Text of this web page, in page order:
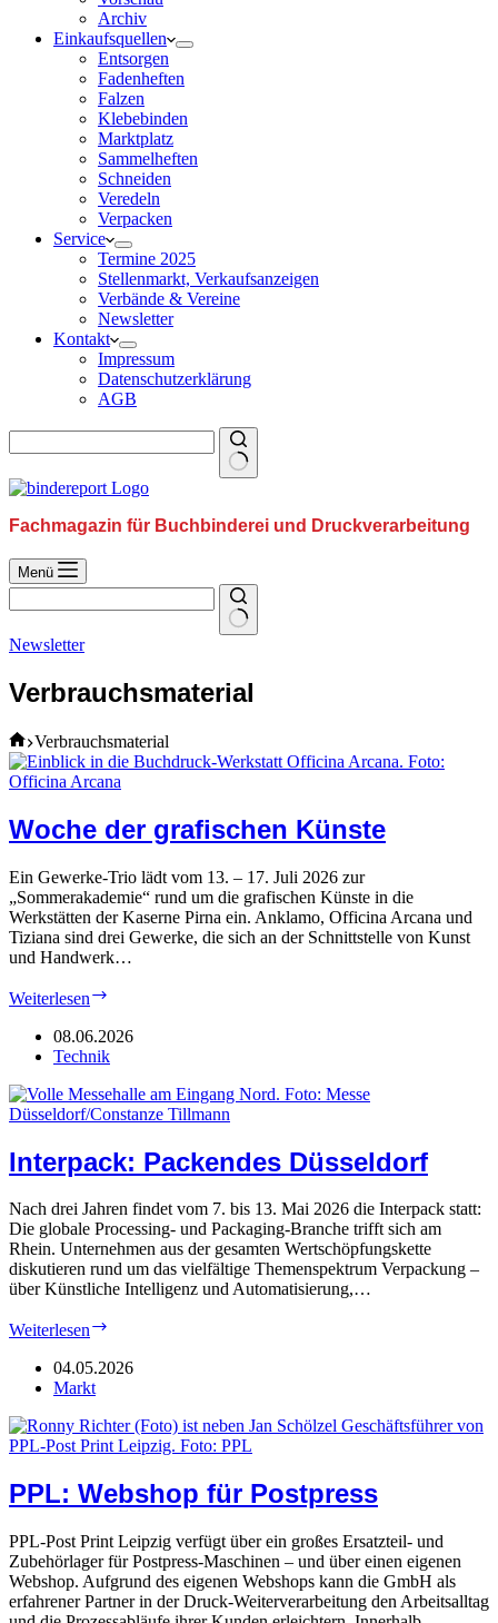
Archiv
Einkaufsquellen
Entsorgen
Fadenheften
Falzen
Klebebinden
Marktplatz
Sammelheften
Schneiden
Veredeln
Verpacken
Service
Termine 2025
Stellenmarkt, Verkaufsanzeigen
Verbände & Vereine
Newsletter
Kontakt
Impressum
Datenschutzerklärung
AGB
Fachmagazin für Buchbinderei und Druckverarbeitung
Menü
Newsletter
Verbrauchsmaterial
Home
Verbrauchsmaterial
Woche der grafischen Künste
Ein Gewerke-Trio lädt vom 13. – 17. Juli 2026 zur
„Sommerakademie“ rund um die grafischen Künste in die
Werkstätten der Kaserne Pirna ein. Anklamo, Officina Arcana und
Tiziana sind drei Gewerke, die sich an der Schnittstelle von Kunst
und Handwerk…
Weiterlesen
grafischen
Künste
08.06.2026
Technik
Interpack: Packendes Düsseldorf
Nach drei Jahren findet vom 7. bis 13. Mai 2026 die Interpack statt:
Die globale Processing- und Packaging-Branche trifft sich am
Rhein. Unternehmen aus der gesamten Wertschöpfungskette
diskutieren rund um das vielfältige Themenspektrum Verpackung –
über Künstliche Intelligenz und Automatisierung,…
Weiterlesen
Düsseldorf
04.05.2026
Markt
PPL: Webshop für Postpress
PPL-Post Print Leipzig verfügt über ein großes Ersatzteil- und
Zubehörlager für Postpress-Maschinen – und über einen eigenen
Webshop. Aufgrund des eigenen Webshops kann die GmbH als
erfahrener Partner in der Druck-Weiterverarbeitung den Arbeitsalltag